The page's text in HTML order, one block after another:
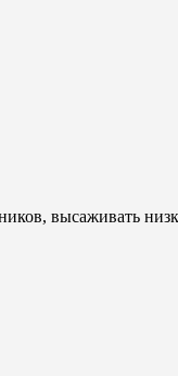
высаживать